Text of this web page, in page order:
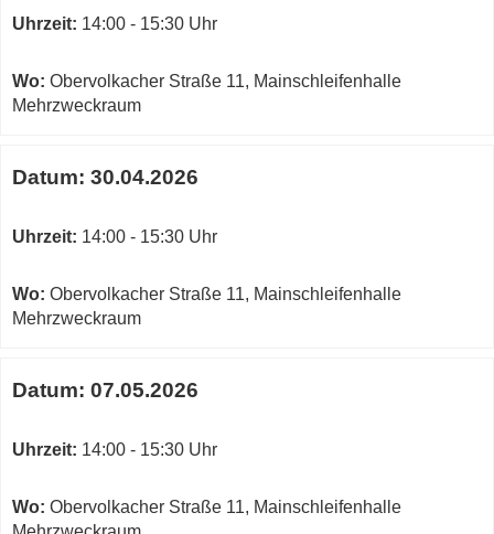
Uhrzeit: 14:00 - 15:30 Uhr
Wo: Obervolkacher Straße 11, Mainschleifenhalle
Mehrzweckraum
Datum: 30.04.2026
Uhrzeit: 14:00 - 15:30 Uhr
Wo: Obervolkacher Straße 11, Mainschleifenhalle
Mehrzweckraum
Datum: 07.05.2026
Uhrzeit: 14:00 - 15:30 Uhr
Wo: Obervolkacher Straße 11, Mainschleifenhalle